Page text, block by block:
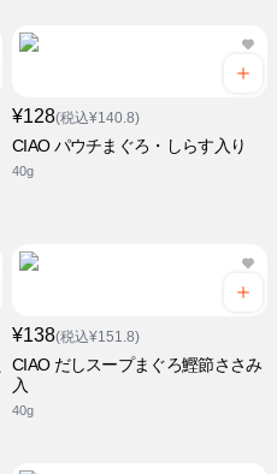
¥128(税込¥140.8)
CIAO パウチまぐろ・しらす入り
40g
¥138(税込¥151.8)
CIAO だしスープまぐろ鰹節ささみ
入
40g